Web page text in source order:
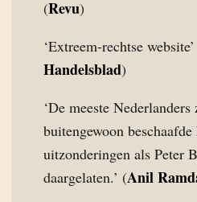
(Revu)
‘Extreem-rechtse
Handelsblad)
‘De meeste
buitengewoon
uitzonderingen als Peter
daargelaten.’ (Anil